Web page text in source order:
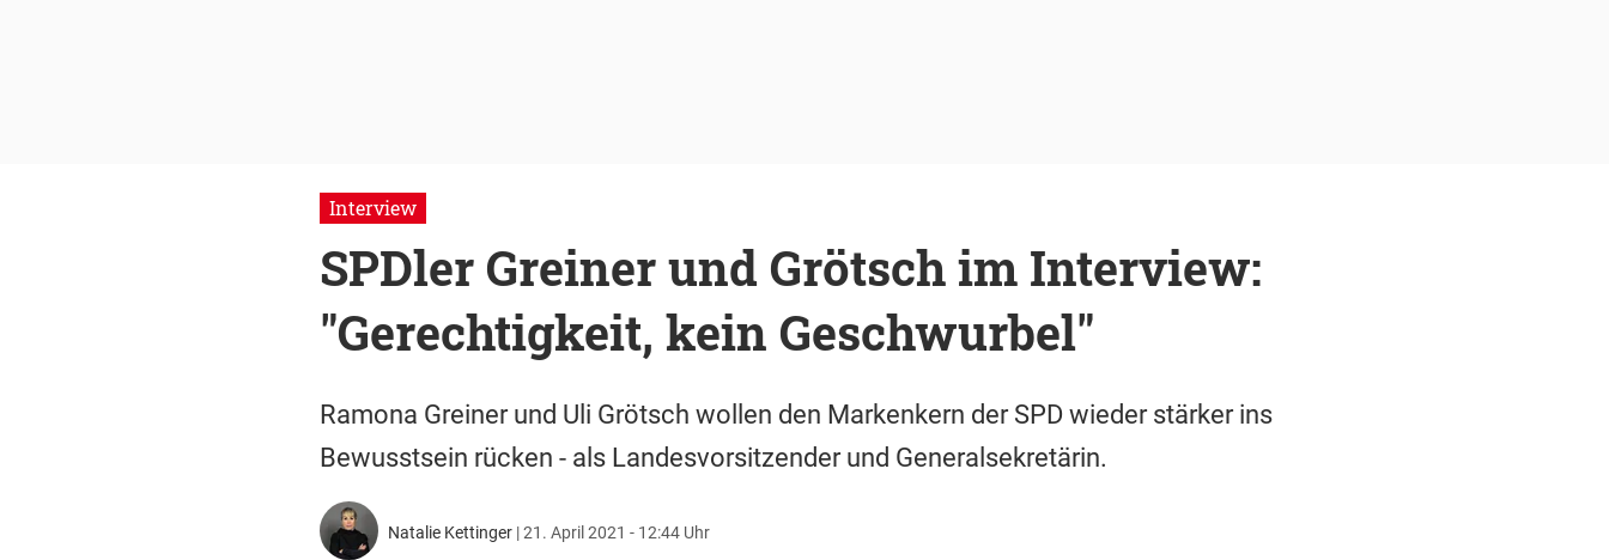
Interview
SPDler Greiner und Grötsch im Interview:
"Gerechtigkeit, kein Geschwurbel"
Ramona Greiner und Uli Grötsch wollen den Markenkern der SPD wieder stärker ins
Bewusstsein rücken - als Landesvorsitzender und Generalsekretärin.
Natalie Kettinger |21. April 2021 - 12:44 Uhr